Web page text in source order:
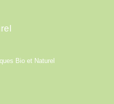
Bio et Naturel